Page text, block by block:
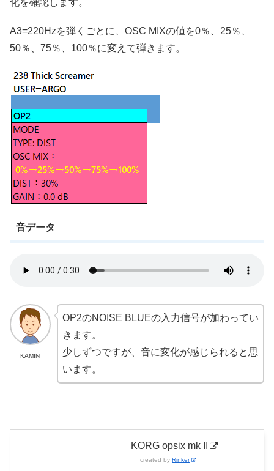
化を確認します。
A3=220Hzを弾くごとに、OSC MIXの値を0％、25％、
50％、75％、100％に変えて弾きます。
音データ
KAMIN
OP2のNOISE BLUEの入力信号が加わってい
きます。
少しずつですが、音に変化が感じられると思
います。
KORG opsix mk II
created by Rinker